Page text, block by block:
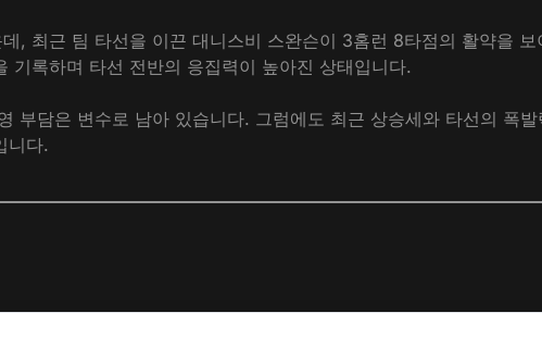
, 최근 팀 타선을 이끈 대니스비 스완슨이 3홈런 8타점의 활약을
록하며 타선 전반의 응집력이 높아진 상태입니다.
부담은 변수로 남아 있습니다. 그럼에도 최근 상승세와 타선의 폭
니다.